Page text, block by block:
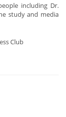
including Dr.
study and media
Club